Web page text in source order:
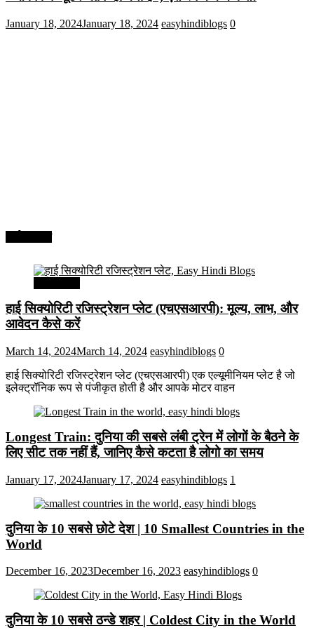
January 18, 2024January 18, 2024 easyhindiblogs 0
हाई सिक्योरिटी रजिस्ट्रेशन प्लेट (एचएसआरपी): मूल्य, लाभ, और
आवेदन कैसे करें
March 14, 2024March 14, 2024 easyhindiblogs 0
हाई सिक्योरिटी रजिस्ट्रेशन प्लेट (एचएसआरपी) एक एल्यूमीनियम प्लेट है जो
इलेक्ट्रॉनिक रूप से पंजीकृत होती है और आपके मोटर वाहन
Longest Train: दुनिया की सबसे लंबी ट्रेन में लोगों के बैठने के
लिए सीट तक ​​नहीं हैं, जानिए कैसे कटता है लोगो का समय
January 17, 2024January 17, 2024 easyhindiblogs 1
दुनिया के 10 सबसे छोटे देश | 10 Smallest Countries in the
World
December 16, 2023December 16, 2023 easyhindiblogs 0
दुनिया के 10 सबसे ठन्डे शहर | Coldest City in the World